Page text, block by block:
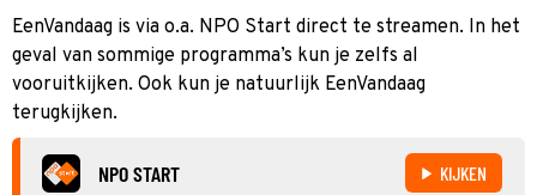
EenVandaag is via o.a. NPO Start direct te streamen. In het
geval van sommige programma’s kun je zelfs al
vooruitkijken. Ook kun je natuurlijk EenVandaag
terugkijken.
NPO START KIJKEN